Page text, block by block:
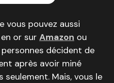
vous pouvez aussi
or sur Amazon ou
décident de
après avoir miné
Mais, vous le